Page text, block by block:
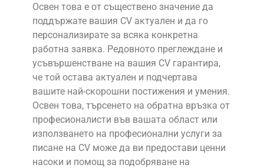
Освен това е от съществено значение да
поддържате вашия CV актуален и да го
персонализирате за всяка конкретна
работна заявка. Редовното преглеждане и
усъвършенстване на вашия CV гарантира,
че той остава актуален и подчертава
вашите най-скорошни постижения и умения.
Освен това, търсенето на обратна връзка от
професионалисти във вашата област или
използването на професионални услуги за
писане на CV може да ви предостави ценни
насоки и помощ за подобряване на